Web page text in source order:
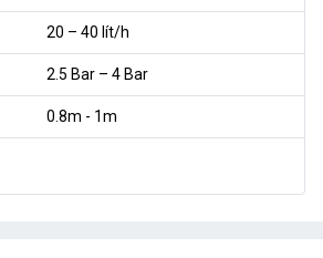
20 – 40 lít/h
2.5 Bar – 4 Bar
0.8m - 1m